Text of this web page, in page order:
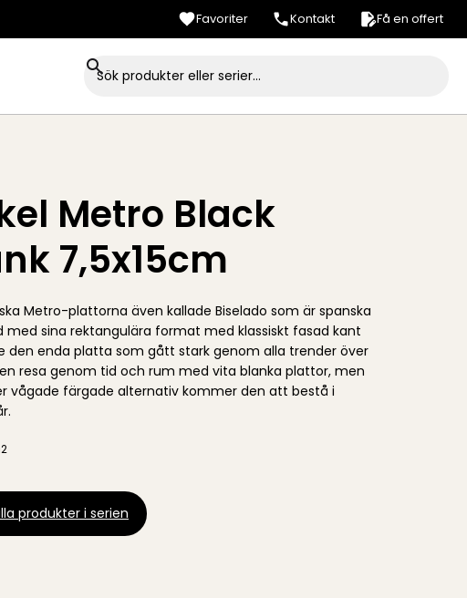
Favoriter Kontakt Få en offert
Metro Black
7,5x15cm
Metro-plattorna även kallade Biselado som är spanska
med sina rektangulära format med klassiskt fasad kant
den enda platta som gått stark genom alla trender över
resa genom tid och rum med vita blanka plattor, men
vågade färgade alternativ kommer den att bestå i
produkter i serien